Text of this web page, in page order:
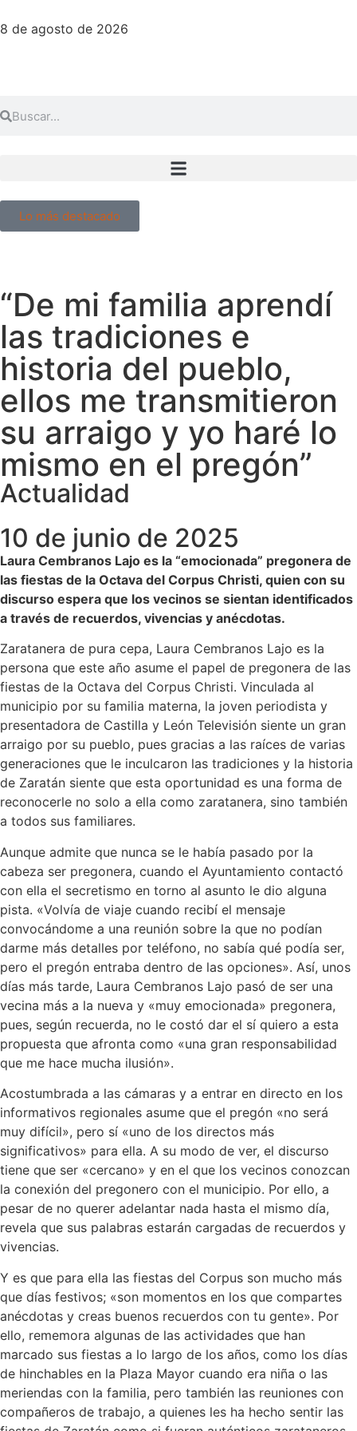
8 de agosto de 2026
Lo más destacado
“De mi familia aprendí
las tradiciones e
historia del pueblo,
ellos me transmitieron
su arraigo y yo haré lo
mismo en el pregón”
Actualidad
10 de junio de 2025
Laura Cembranos Lajo es la “emocionada” pregonera de
las fiestas de la Octava del Corpus Christi, quien con su
discurso espera que los vecinos se sientan identificados
a través de recuerdos, vivencias y anécdotas.
Zaratanera de pura cepa, Laura Cembranos Lajo es la
persona que este año asume el papel de pregonera de las
fiestas de la Octava del Corpus Christi. Vinculada al
municipio por su familia materna, la joven periodista y
presentadora de Castilla y León Televisión siente un gran
arraigo por su pueblo, pues gracias a las raíces de varias
generaciones que le inculcaron las tradiciones y la historia
de Zaratán siente que esta oportunidad es una forma de
reconocerle no solo a ella como zaratanera, sino también
a todos sus familiares.
Aunque admite que nunca se le había pasado por la
cabeza ser pregonera, cuando el Ayuntamiento contactó
con ella el secretismo en torno al asunto le dio alguna
pista. «Volvía de viaje cuando recibí el mensaje
convocándome a una reunión sobre la que no podían
darme más detalles por teléfono, no sabía qué podía ser,
pero el pregón entraba dentro de las opciones». Así, unos
días más tarde, Laura Cembranos Lajo pasó de ser una
vecina más a la nueva y «muy emocionada» pregonera,
pues, según recuerda, no le costó dar el sí quiero a esta
propuesta que afronta como «una gran responsabilidad
que me hace mucha ilusión».
Acostumbrada a las cámaras y a entrar en directo en los
informativos regionales asume que el pregón «no será
muy difícil», pero sí «uno de los directos más
significativos» para ella. A su modo de ver, el discurso
tiene que ser «cercano» y en el que los vecinos conozcan
la conexión del pregonero con el municipio. Por ello, a
pesar de no querer adelantar nada hasta el mismo día,
revela que sus palabras estarán cargadas de recuerdos y
vivencias.
Y es que para ella las fiestas del Corpus son mucho más
que días festivos; «son momentos en los que compartes
anécdotas y creas buenos recuerdos con tu gente». Por
ello, rememora algunas de las actividades que han
marcado sus fiestas a lo largo de los años, como los días
de hinchables en la Plaza Mayor cuando era niña o las
meriendas con la familia, pero también las reuniones con
compañeros de trabajo, a quienes les ha hecho sentir las